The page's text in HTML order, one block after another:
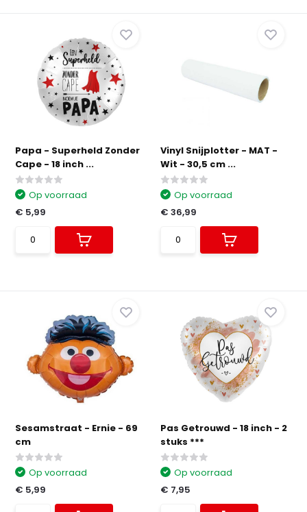
Papa - Superheld Zonder
Cape - 18 inch ...
Op voorraad
€ 5,99
Vinyl Snijplotter - MAT -
Wit - 30,5 cm ...
Op voorraad
€ 36,99
Sesamstraat - Ernie - 69
cm
Op voorraad
€ 5,99
Pas Getrouwd - 18 inch - 2
stuks ***
Op voorraad
€ 7,95